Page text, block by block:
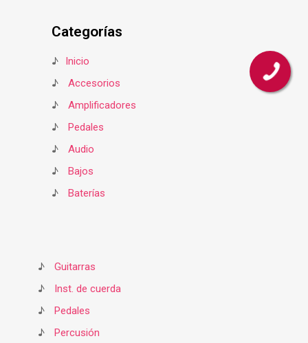
Categorías
♪
Inicio
♪
Accesorios
♪
Amplificadores
♪
Pedales
♪
Audio
♪
Bajos
♪
Baterías
♪
Guitarras
♪
Inst. de cuerda
♪
Pedales
♪
Percusión